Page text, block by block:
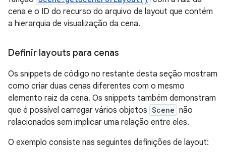
cena e o ID do recurso do arquivo de layout que contém
a hierarquia de visualização da cena.
Definir layouts para cenas
Os snippets de código no restante desta seção mostram
como criar duas cenas diferentes com o mesmo
elemento raiz da cena. Os snippets também demonstram
que é possível carregar vários objetos Scene não
relacionados sem implicar uma relação entre eles.
O exemplo consiste nas seguintes definições de layout: